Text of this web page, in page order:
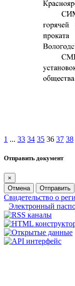
1 ... 33 34 35 36 37 38
Отправить документ
×
Отмена
Отправить
Свидетельство о
Электронный